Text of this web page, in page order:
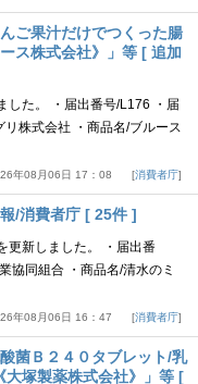
ご果汁だけでつくった腸
ス株式会社》」等 [ 追加
した。 ・届出番号/L176 ・届
株式会社 ・商品名/ブルース
年08月06日 17：08 消費者庁
/消費者庁 [ 25件 ]
更新しました。 ・届出番
協同組合 ・商品名/清水のミ
年08月06日 16：47 消費者庁
菌Ｂ２４０タブレット/乳
塚製薬株式会社》」等 [